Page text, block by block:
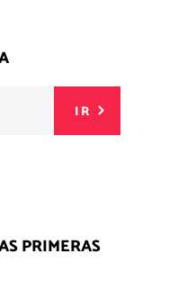
IR
PRIMERAS